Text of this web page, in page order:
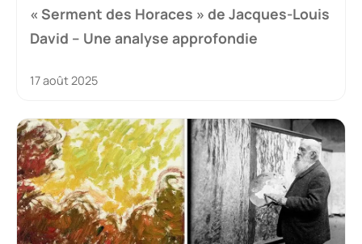
« Serment des Horaces » de Jacques-Louis
David – Une analyse approfondie
17 août 2025